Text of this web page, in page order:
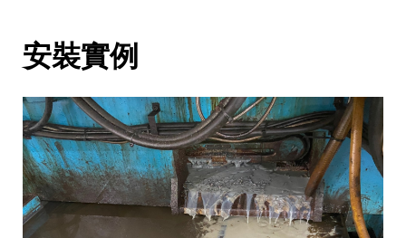
安裝實例